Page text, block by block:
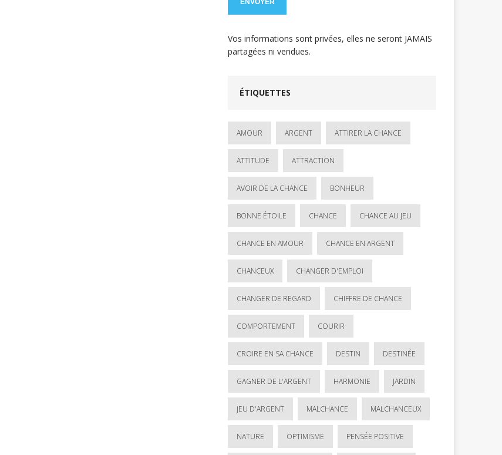
Vos informations sont privées, elles ne seront JAMAIS
partagées ni vendues.
ÉTIQUETTES
AMOUR ARGENT ATTIRER LA CHANCE
ATTITUDE ATTRACTION
AVOIR DE LA CHANCE BONHEUR
BONNE ÉTOILE CHANCE CHANCE AU JEU
CHANCE EN AMOUR CHANCE EN ARGENT
CHANCEUX CHANGER D'EMPLOI
CHANGER DE REGARD CHIFFRE DE CHANCE
COMPORTEMENT COURIR
CROIRE EN SA CHANCE DESTIN DESTINÉE
GAGNER DE L'ARGENT HARMONIE JARDIN
JEU D'ARGENT MALCHANCE MALCHANCEUX
NATURE OPTIMISME PENSÉE POSITIVE